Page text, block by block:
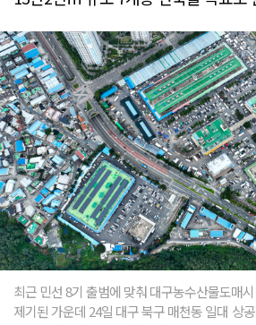
최근 민선 8기 출범에 맞춰 대구농수산물도매
제기된 가운데 24일 대구 북구 매천동 일대 상